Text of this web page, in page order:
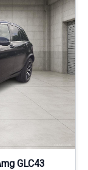
GLC43